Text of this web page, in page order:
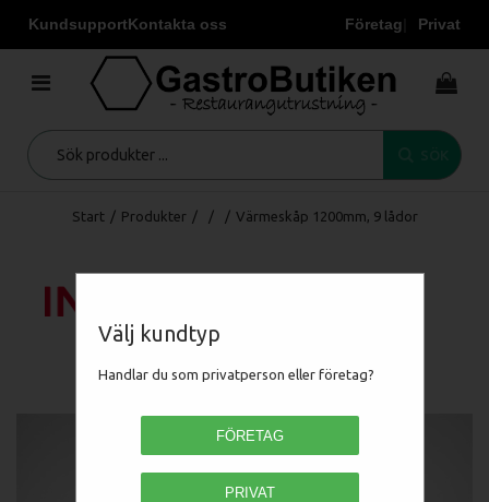
KundsupportKontakta oss Företag Privat
Välj kundtyp
Handlar du som privatperson eller företag?
FÖRETAG
PRIVAT
Start / Produkter / / / Värmeskåp 1200mm, 9 lådor